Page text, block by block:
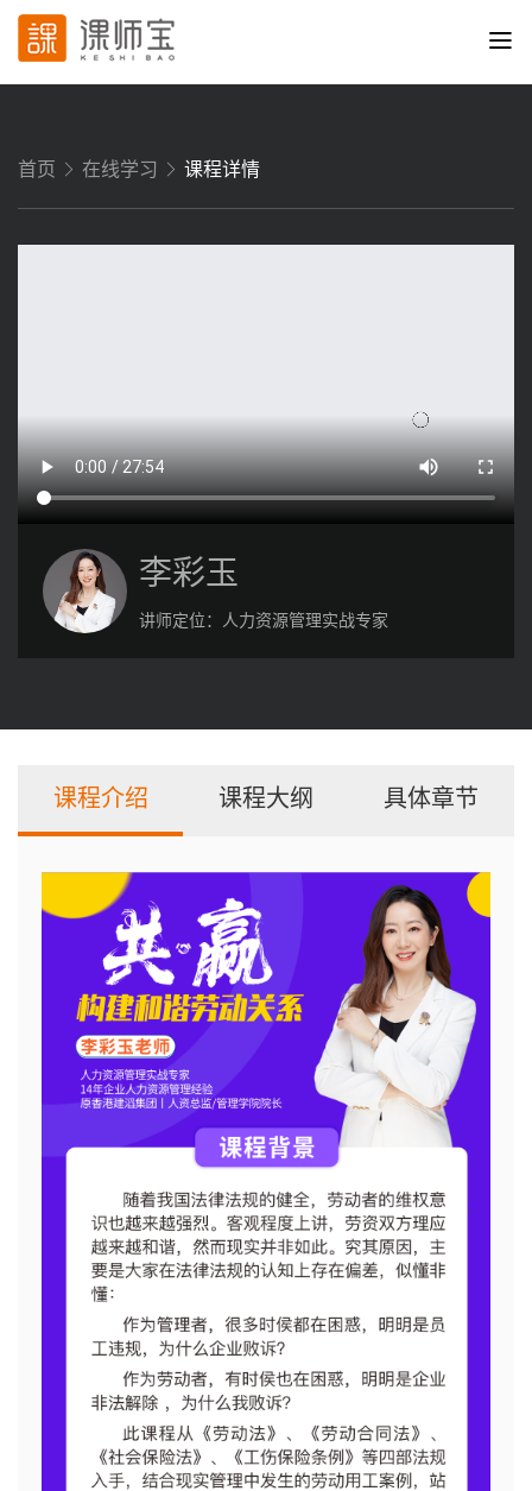
首页 在线学习 课程详情
李彩玉
讲师定位： 人力资源管理实战专家
课程介绍 课程大纲 具体章节